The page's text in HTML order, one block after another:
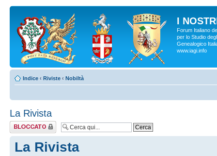
I
Forum Italiano
per lo Studio
Genealogico
www.iagi.info
Indice ‹ Riviste ‹ Nobiltà
La Rivista
Argomento
bloccato
La Rivista